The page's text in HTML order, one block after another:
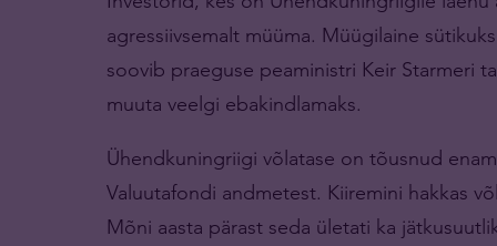
agressiivsemalt müüma. Müügilaine
soovib praeguse peaministri Keir Starmeri
muuta veelgi ebakindlamaks.
Ühendkuningriigi võlatase on tõusnud
Valuutafondi andmetest. Kiiremini hakkas
Mõni aasta pärast seda ületati ka